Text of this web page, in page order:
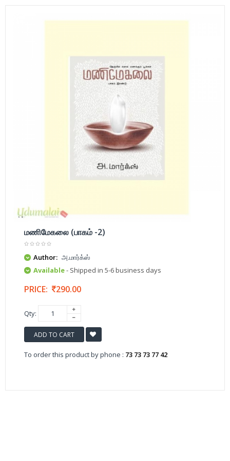
மணிமேகலை (பாகம் -2)
Author: அ.மார்க்ஸ்
Available- Shipped in 5-6 business days
PRICE: 290.00
Qty:
ADD TO CART
To order this product by phone : 73 73 73 77 42